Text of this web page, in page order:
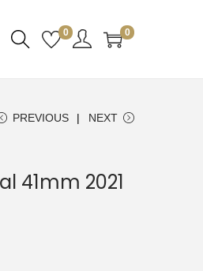
0 0
PREVIOUS NEXT
41mm 2021